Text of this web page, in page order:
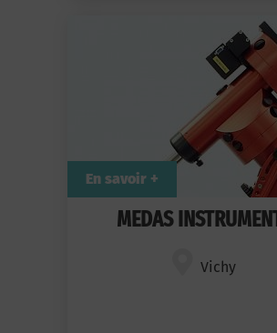
MEDAS
Vichy
En savoir +